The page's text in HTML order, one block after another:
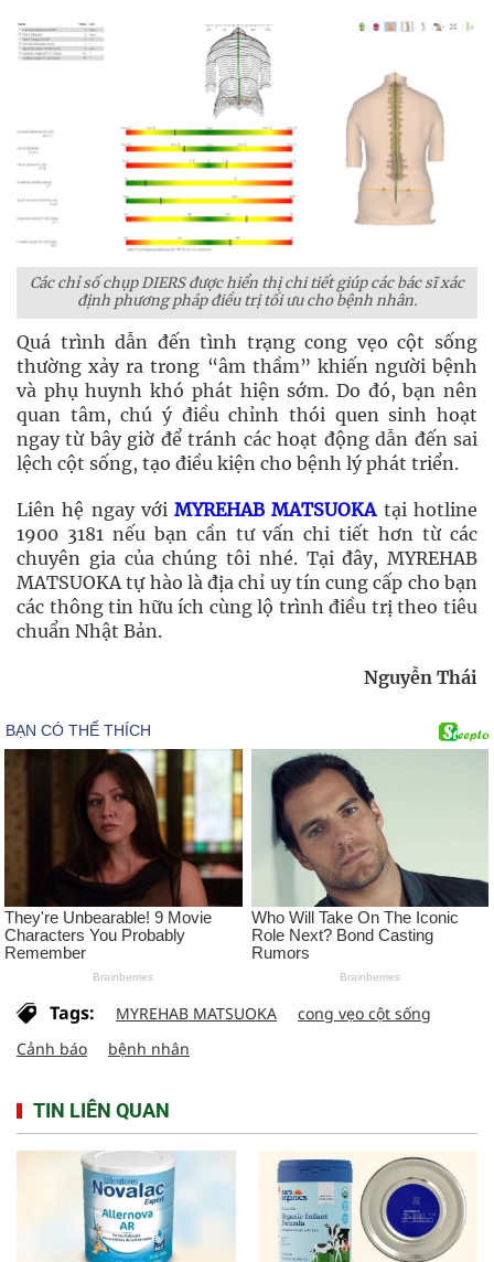
Các chỉ số chụp DIERS được hiển thị chi tiết giúp các bác sĩ xác
định phương pháp điều trị tối ưu cho bệnh nhân.
Quá trình dẫn đến tình trạng cong vẹo cột sống
thường xảy ra trong “âm thầm” khiến người bệnh
và phụ huynh khó phát hiện sớm. Do đó, bạn nên
quan tâm, chú ý điều chỉnh thói quen sinh hoạt
ngay từ bây giờ để tránh các hoạt động dẫn đến sai
lệch cột sống, tạo điều kiện cho bệnh lý phát triển.
Liên hệ ngay vớiMYREHAB MATSUOKAtại hotline
1900 3181 nếu bạn cần tư vấn chi tiết hơn từ các
chuyên gia của chúng tôi nhé. Tại đây, MYREHAB
MATSUOKA tự hào là địa chỉ uy tín cung cấp cho bạn
các thông tin hữu ích cùng lộ trình điều trị theo tiêu
chuẩn Nhật Bản.
Nguyễn Thái
Tags: MYREHAB MATSUOKA
cong vẹo cột sống
Cảnh báo
bệnh nhân
TIN LIÊN QUAN